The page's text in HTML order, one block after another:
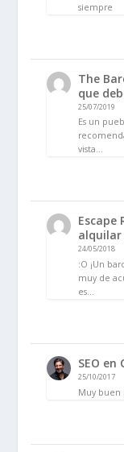
siempre
The
que
25/07/2019
Es un
vista…
Escape
alquilar
24/05/2018
:O ¡Un
muy de
es…
SEO en
25/10/2017
Muy buen